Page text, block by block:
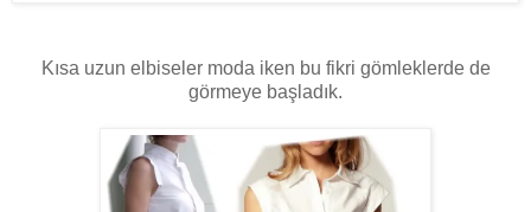
Kısa uzun elbiseler moda iken bu fikri gömleklerde de
görmeye başladık.